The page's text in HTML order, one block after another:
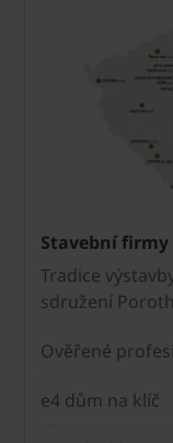
Stavební
Tradice
sdružení
Ověřené
e4 dům na klíč